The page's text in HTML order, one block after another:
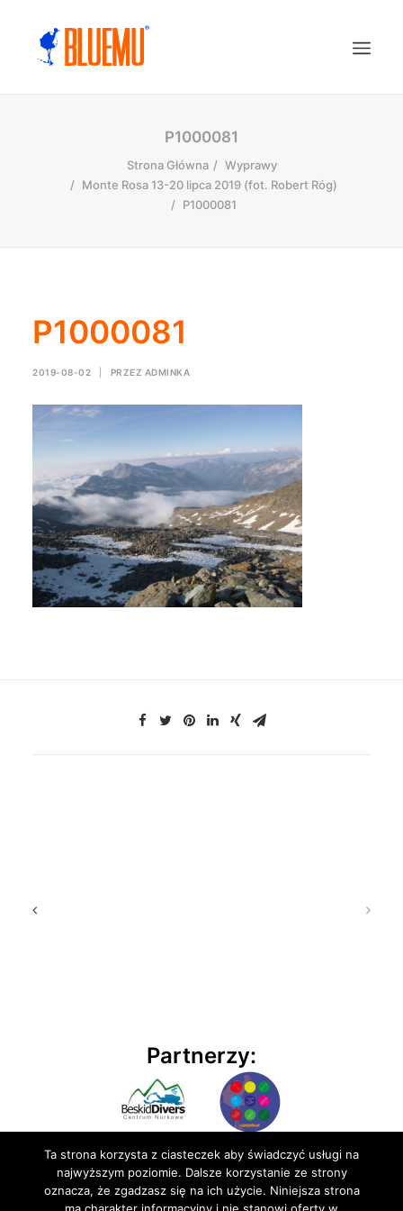
P1000081
Strona Główna
Wyprawy
Monte Rosa 13-20 lipca 2019 (fot. Robert Róg)
P1000081
P1000081
2019-08-02 PRZEZ ADMINKA
Partnerzy:
Ta strona korzysta z ciasteczek aby świadczyć usługi na
najwyższym poziomie. Dalsze korzystanie ze strony
oznacza, że zgadzasz się na ich użycie. Niniejsza strona